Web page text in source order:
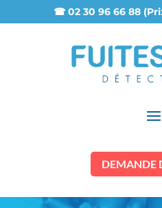
☎ 02 30 96 66 88
DEMANDE